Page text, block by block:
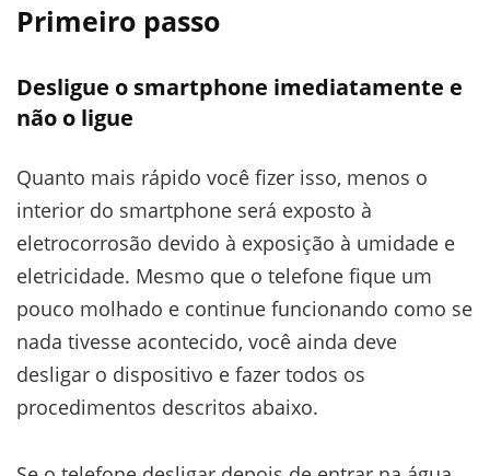
Primeiro passo
Desligue o smartphone imediatamente e
não o ligue
Quanto mais rápido você fizer isso, menos o
interior do smartphone será exposto à
eletrocorrosão devido à exposição à umidade e
eletricidade. Mesmo que o telefone fique um
pouco molhado e continue funcionando como se
nada tivesse acontecido, você ainda deve
desligar o dispositivo e fazer todos os
procedimentos descritos abaixo.